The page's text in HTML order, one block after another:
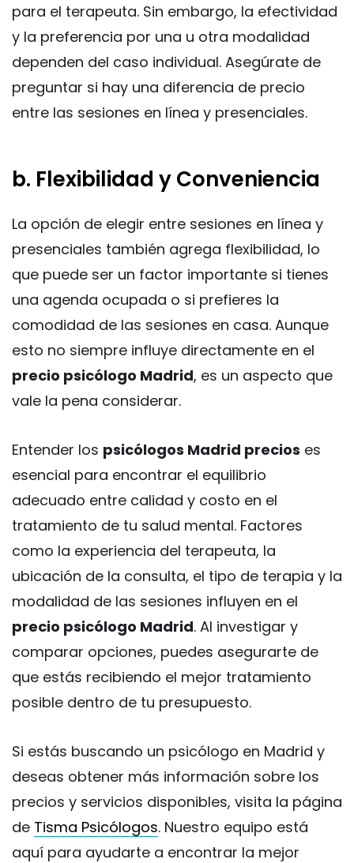
para el terapeuta. Sin embargo, la efectividad
y la preferencia por una u otra modalidad
dependen del caso individual. Asegúrate de
preguntar si hay una diferencia de precio
entre las sesiones en línea y presenciales.
b. Flexibilidad y Conveniencia
La opción de elegir entre sesiones en línea y
presenciales también agrega flexibilidad, lo
que puede ser un factor importante si tienes
una agenda ocupada o si prefieres la
comodidad de las sesiones en casa. Aunque
esto no siempre influye directamente en el
precio psicólogo Madrid, es un aspecto que
vale la pena considerar.
Entender los psicólogos Madrid precios es
esencial para encontrar el equilibrio
adecuado entre calidad y costo en el
tratamiento de tu salud mental. Factores
como la experiencia del terapeuta, la
ubicación de la consulta, el tipo de terapia y la
modalidad de las sesiones influyen en el
precio psicólogo Madrid. Al investigar y
comparar opciones, puedes asegurarte de
que estás recibiendo el mejor tratamiento
posible dentro de tu presupuesto.
Si estás buscando un psicólogo en Madrid y
deseas obtener más información sobre los
precios y servicios disponibles, visita la página
de Tisma Psicólogos. Nuestro equipo está
aquí para ayudarte a encontrar la mejor